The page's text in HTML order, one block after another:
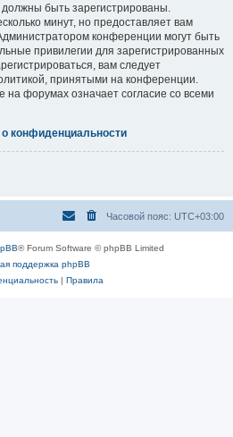
быть зарегистрированы.
минут, но предоставляет вам
конференции могут быть
привилегии для зарегистрированных
вам следует
принятыми на конференции.
на форумах означает согласие со всеми
конфиденциальности
Часовой пояс: UTC+03:00
® Forum Software © phpBB Limited
поддержка phpBB
| Правила